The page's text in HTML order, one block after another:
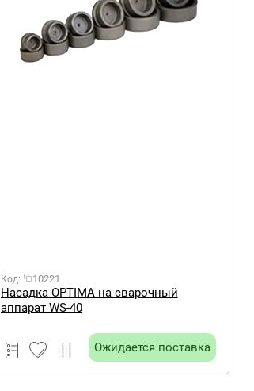
Код: 10221
Насадка OPTIMA на сварочный
аппарат WS-40
Ожидается поставка